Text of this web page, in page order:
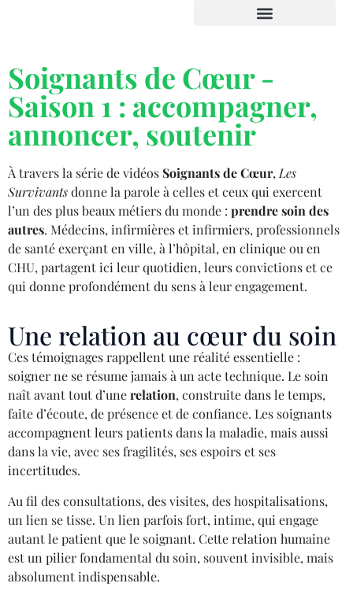
Soignants de Cœur -
Saison 1 : accompagner,
annoncer, soutenir
À travers la série de vidéos Soignants de Cœur, Les
Survivantsdonne la parole à celles et ceux qui exercent
l’un des plus beaux métiers du monde : prendre soin des
autres. Médecins, infirmières et infirmiers, professionnels
de santé exerçant en ville, à l’hôpital, en clinique ou en
CHU, partagent ici leur quotidien, leurs convictions et ce
qui donne profondément du sens à leur engagement.
Une relation au cœur du soin
Ces témoignages rappellent une réalité essentielle :
soigner ne se résume jamais à un acte technique. Le soin
naît avant tout d’unerelation, construite dans le temps,
faite d’écoute, de présence et de confiance. Les soignants
accompagnent leurs patients dans la maladie, mais aussi
dans la vie, avec ses fragilités, ses espoirs et ses
incertitudes.
Au fil des consultations, des visites, des hospitalisations,
un lien se tisse. Un lien parfois fort, intime, qui engage
autant le patient que le soignant. Cette relation humaine
est un pilier fondamental du soin, souvent invisible, mais
absolument indispensable.